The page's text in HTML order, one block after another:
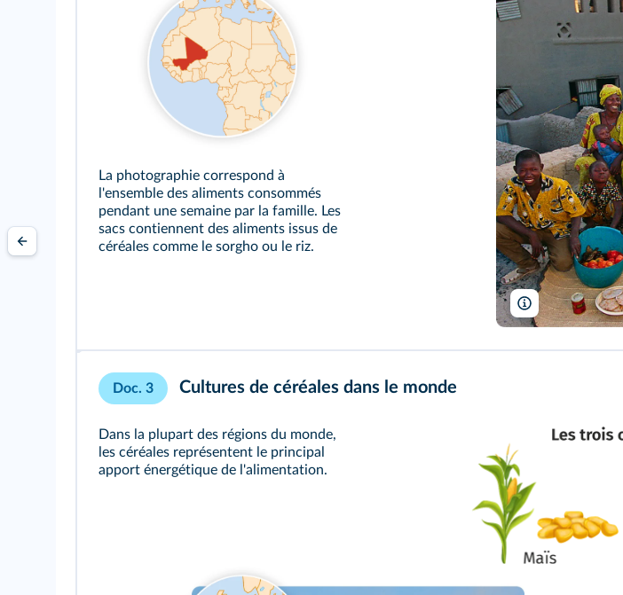
La photographie correspond à
l'ensemble des aliments consommés
pendant une semaine par la famille. Les
sacs contiennent des aliments issus de
céréales comme le sorgho ou le riz.
Peter Menzel
Doc. 3 Cultures de céréales dans le monde
Dans la plupart des régions du monde,
les céréales représentent le principal
apport énergétique de l'alimentation.